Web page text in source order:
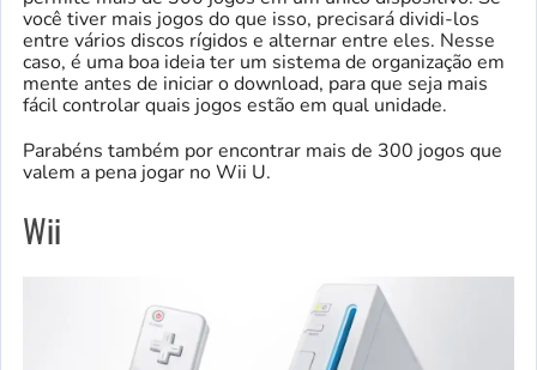
você tiver mais jogos do que isso, precisará dividi-los
entre vários discos rígidos e alternar entre eles. Nesse
caso, é uma boa ideia ter um sistema de organização em
mente antes de iniciar o download, para que seja mais
fácil controlar quais jogos estão em qual unidade.
Parabéns também por encontrar mais de 300 jogos que
valem a pena jogar no Wii U.
Wii